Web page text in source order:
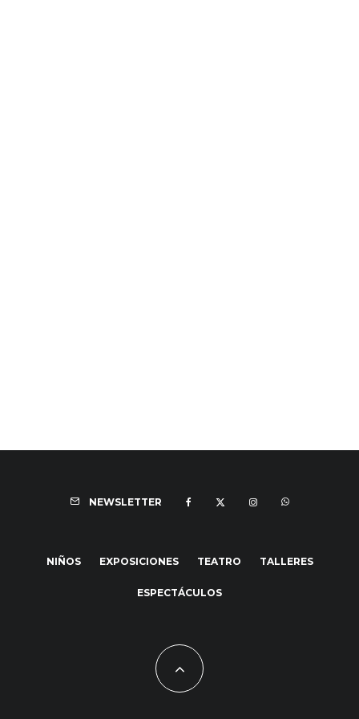
NEWSLETTER
NIÑOS EXPOSICIONES TEATRO TALLERES
ESPECTÁCULOS